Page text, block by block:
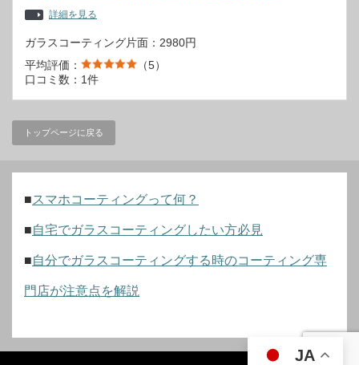
詳細を見る
ガラスコーティング片面：2980円
平均評価：
（5）
口コミ数：1件
トップページに戻る
■スマホコーティングって何？
■自宅でガラスコーティングしたい方必見
■自分でガラスコーティングする時のコーティング専
門店が注意点を解説
JA